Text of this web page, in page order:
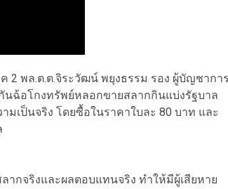
2 พล.ต.ต.จิระวัฒน์ พยุงธรรม รอง ผู้บัญชากา
นฉ้อโกงทรัพย์หลอกขายสลากกินแบ่งรัฐบาล
เป็นจริง โดยซื้อในราคาใบละ 80 บาท และ
ากจริงและผลตอบแทนจริง ทำให้มีผู้เสียหาย